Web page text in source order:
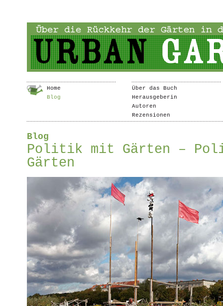
Home
Blog
Über das Buch
Herausgeberin
Autoren
Rezensionen
Blog
Politik mit Gärten –
Gärten